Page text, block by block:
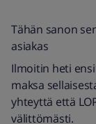
Tähän sanon
asiakas
Ilmoitin heti
maksa
yhteyttä että
välittömästi.